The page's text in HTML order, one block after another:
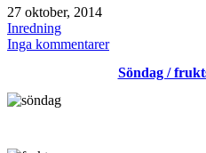
Publicerat
den
27 oktober, 2014
Kategoriserat
som
Inredning
Inga kommentarertill
Söndag /